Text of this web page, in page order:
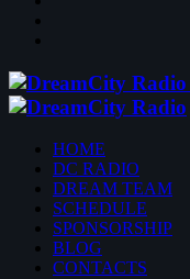
HOME
DC RADIO
DREAM TEAM
SCHEDULE
SPONSORSHIP
BLOG
CONTACTS